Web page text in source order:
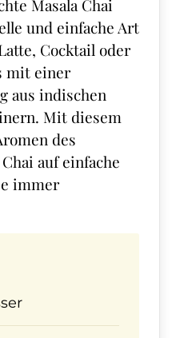
Masala Chai
und einfache Art
Cocktail oder
mit einer
aus indischen
Mit diesem
des
auf einfache
immer